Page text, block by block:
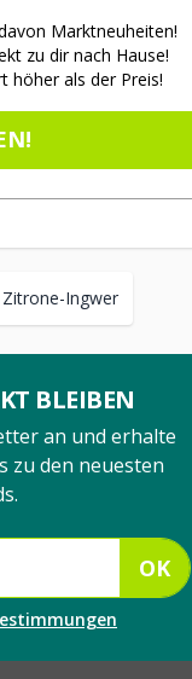
Zitrone-Ingwer
Marktneuheiten!
zu dir nach Hause!
höher als der Preis!
BLEIBEN
an und erhalte
zu den neuesten
OK